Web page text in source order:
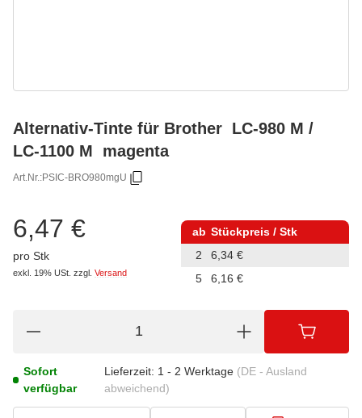
Alternativ-Tinte für Brother LC-980 M /
LC-1100 M magenta
Art.Nr.:PSIC-BRO980mgU
6,47 €
pro Stk
exkl. 19% USt. zzgl. Versand
ab Stückpreis / Stk
2
6,34 €
5
6,16 €
Sofort
verfügbar
Lieferzeit: 1 - 2 Werktage (DE - Ausland
abweichend)